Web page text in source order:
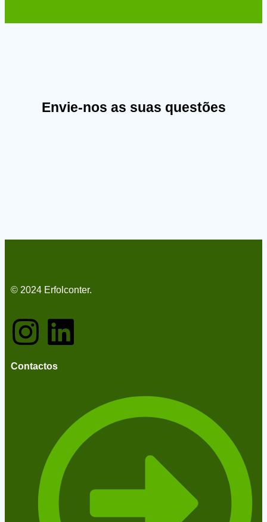
Envie-nos as suas questões
© 2024 Erfolconter.
Contactos